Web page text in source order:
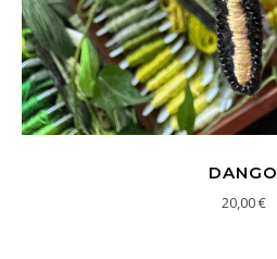
DANGO
20,00€